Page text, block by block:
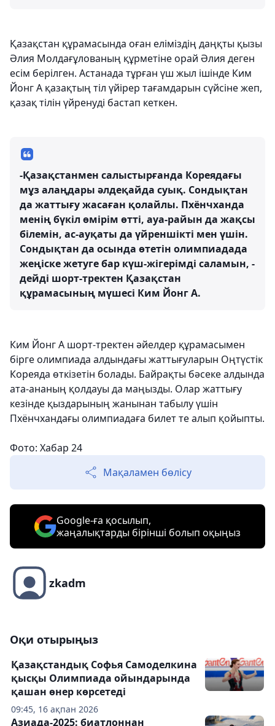
Қазақстан құрамасында оған еліміздің даңқты қызы
Әлия Молдағұлованың құрметіне орай Әлия деген
есім берілген. Астанада тұрған үш жыл ішінде Ким
Йонг А қазақтың тіл үйірер тағамдарын сүйсіне жеп,
қазақ тілін үйренуді бастап кеткен.
-Қазақстанмен салыстырғанда Кореядағы
мұз алаңдары әлдеқайда суық. Сондықтан
да жаттығу жасаған қолайлы. Пхёнчханда
менің бүкіл өмірім өтті, ауа-райын да жақсы
білемін, ас-ауқаты да үйреншікті мен үшін.
Сондықтан да осында өтетін олимпиадада
жеңіске жетуге бар күш-жігерімді саламын, -
дейді шорт-тректен Қазақстан
құрамасының мүшесі Ким Йонг А.
Ким Йонг А шорт-тректен әйелдер құрамасымен
бірге олимпиада алдындағы жаттығуларын Оңтүстік
Кореяда өткізетін болады. Байрақты бәсеке алдында
ата-ананың қолдауы да маңызды. Олар жаттығу
кезінде қыздарының жанынан табылу үшін
Пхёнчхандағы олимпиадаға билет те алып қойыпты.
Фото: Хабар 24
Мақаламен бөлісу
Google-ға қосылып,
жаңалықтарды бірінші болып оқыңыз
zkadm
Оқи отырыңыз
09:45, 16 ақпан 2026
Қазақстандық Софья Самоделкина
қысқы Олимпиада ойындарында
қашан өнер көрсетеді
Азиада-2025: биатлоннан